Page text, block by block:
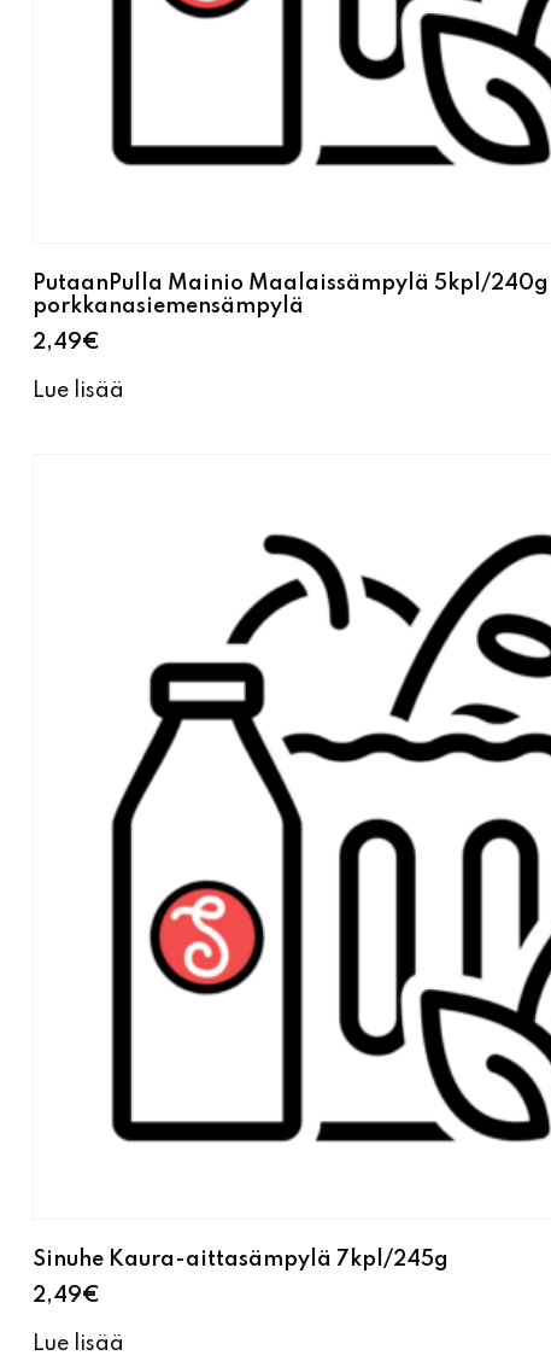
PutaanPulla Mainio Maalaissämpylä 5kpl/240g
porkkanasiemensämpylä
2,49€
Lue lisää
Sinuhe Kaura-aittasämpylä 7kpl/245g
2,49€
Lue lisää